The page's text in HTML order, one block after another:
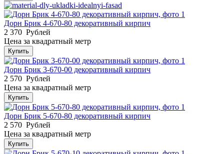
Дорн Брик 4-670-80 декоративный кирпич
2 370 Рублей
Цена за квадратный метр
Купить
Дорн Брик 3-670-00 декоративный кирпич
2 570 Рублей
Цена за квадратный метр
Купить
Дорн Брик 5-670-80 декоративный кирпич
2 570 Рублей
Цена за квадратный метр
Купить